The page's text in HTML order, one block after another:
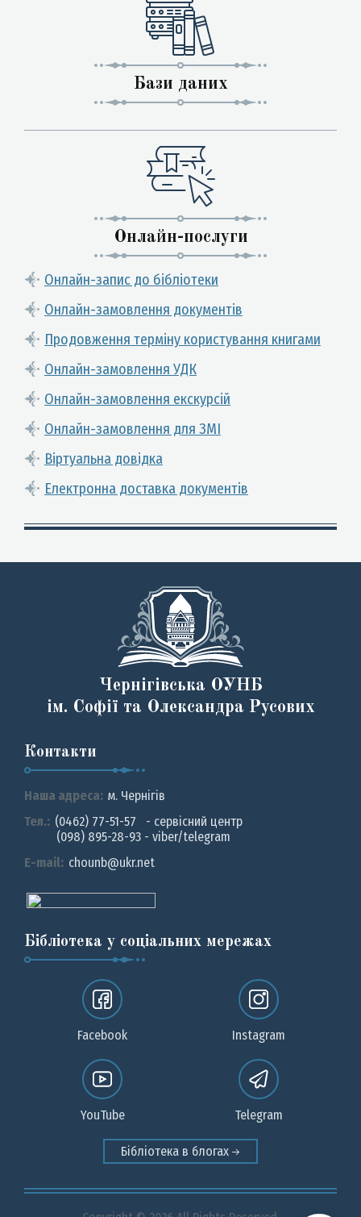
Бази даних
Онлайн-послуги
Онлайн-запис до бібліотеки
Онлайн-замовлення документів
Продовження терміну користування книгами
Онлайн-замовлення УДК
Онлайн-замовлення екскурсій
Онлайн-замовлення для ЗМІ
Віртуальна довідка
Електронна доставка документів
Чернігівська ОУНБ
ім. Софії та Олександра Русових
Контакти
Наша адреса: м. Чернiгiв
Тел.: (0462) 77-51-57 - сервісний центр
(098) 895-28-93 - viber/telegram
E-mail: chounb@ukr.net
Бібліотека у соціальних мережах
Facebook Instagram
YouTube Telegram
Бібліотека в блогах